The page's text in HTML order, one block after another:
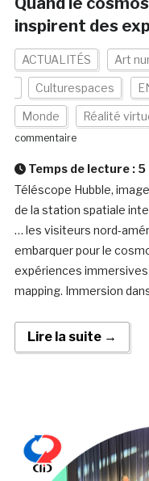
inspirent des
ACTUALITÉS Art
Culturespaces
Monde Réalité
commentaire
Temps de lecture : 5
Téléscope Hubble,
de la station spatiale
… les visiteurs nord-
embarquer pour le
expériences
mapping. Immersion
Lire la suite →